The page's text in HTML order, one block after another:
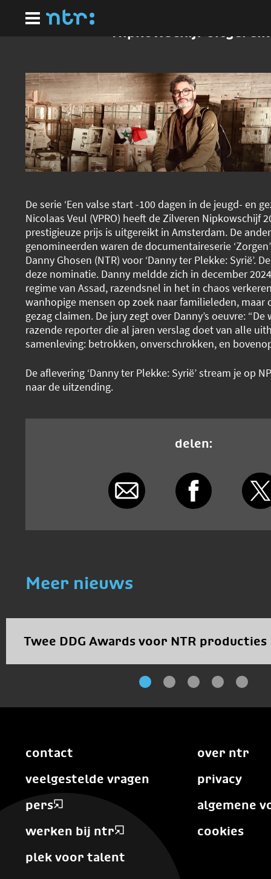
hoofdinhoud
Nipkowschijf
De serie ‘Een valse start -100 dagen in de jeugd- en
Nicolaas Veul (VPRO) heeft de Zilveren Nipkowschijf
prestigieuze prijs is uitgereikt in Amsterdam. De
genomineerden waren de documentaireserie
Danny Ghosen (NTR) voor ‘Danny ter Plekke: Syrië’.
deze nominatie. Danny meldde zich in december
regime van Assad, razendsnel in het in chaos
wanhopige mensen op zoek naar familieleden, maar
gezag claimen. De jury zegt over Danny’s oeuvre:
razende reporter die al jaren verslag doet van alle
samenleving: betrokken, onverschrokken, en
De aflevering ‘Danny ter Plekke: Syrië’ stream je op
naar de uitzending.
delen:
Meer nieuws
Twee DDG Awards voor NTR producties
contact
veelgestelde vragen
pers
werken bij ntr
plek voor talent
over ntr
privacy
algemene
cookies